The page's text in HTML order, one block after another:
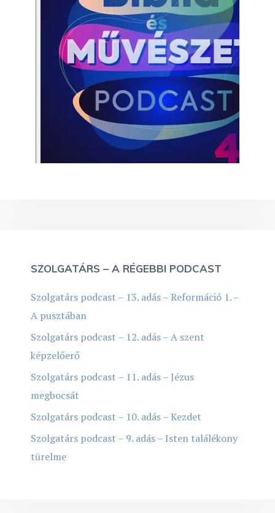
SZOLGATÁRS – A RÉGEBBI PODCAST
Szolgatárs podcast – 13. adás – Reformáció 1. –
A pusztában
Szolgatárs podcast – 12. adás – A szent
képzelőerő
Szolgatárs podcast – 11. adás – Jézus
megbocsát
Szolgatárs podcast – 10. adás – Kezdet
Szolgatárs podcast – 9. adás – Isten találékony
türelme